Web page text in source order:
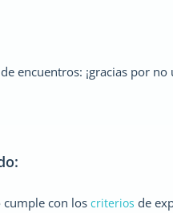
encuentros: ¡gracias por
cumple con los criterios de